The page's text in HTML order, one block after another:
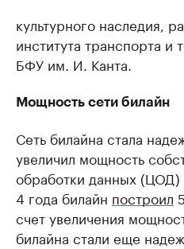
культурного наследия,
института транспорта и
БФУ им. И. Канта.
Мощность сети билайн
Сеть билайна стала
увеличил мощность
обработки данных (ЦОД)
4 года билайн построил
счет увеличения
билайна стали еще